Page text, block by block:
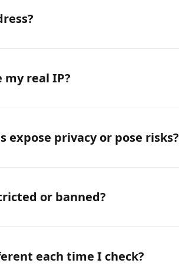
my real IP?
expose privacy or pose risks?
or banned?
each time I check?